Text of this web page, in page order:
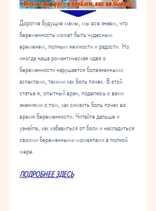
Дорогие будущие мамы, мы все знаем, что
беременность может быть чудесным
временем, полным нежности и радости. Но
иногда наша романтическая идея о
беременности нарушается болезненными
аспектами, такими как боль почек. В этой
статье я, опытный врач, поделюсь с вами
знаниями о том, как снизить боль почек во
время беременности. Читайте дальше и
узнайте, как избавиться от боли и насладиться
своими беременными моментами в полной
мере.
ПОДРОБНЕЕ ЗДЕСЬ